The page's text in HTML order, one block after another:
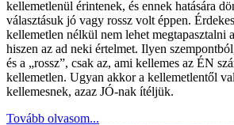
kellemetlenül érintenek, és ennek hatására
választásuk jó vagy rossz volt éppen.
kellemetlen nélkül nem lehet megtapasztalni
hiszen az ad neki értelmet. Ilyen
és a „rossz”, csak az, ami kellemes az ÉN
kellemetlen. Ugyan akkor a kellemetlentől
kellemesnek, azaz JÓ-nak ítéljük.
Tovább olvasom...